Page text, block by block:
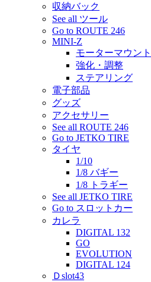
収納バック
See all ツール
Go to ROUTE 246
MINI-Z
モーターマウント
強化・調整
ステアリング
電子部品
グッズ
アクセサリー
See all ROUTE 246
Go to JETKO TIRE
タイヤ
1/10
1/8 バギー
1/8 トラギー
See all JETKO TIRE
Go to スロットカー
カレラ
DIGITAL 132
GO
EVOLUTION
DIGITAL 124
Ｄslot43